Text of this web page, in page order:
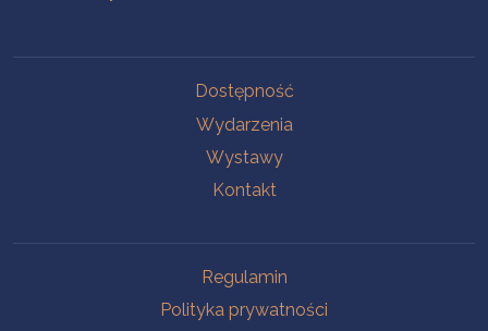
Dostępność
Wydarzenia
Wystawy
Kontakt
Regulamin
Polityka prywatności